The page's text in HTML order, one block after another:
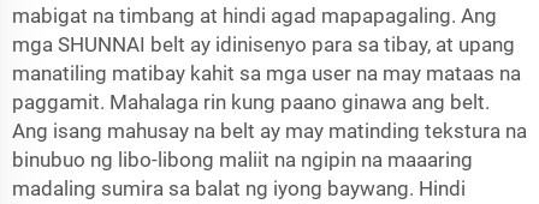
mabigat na timbang at hindi agad mapapagaling. Ang
mga SHUNNAI belt ay idinisenyo para sa tibay, at upang
manatiling matibay kahit sa mga user na may mataas na
paggamit. Mahalaga rin kung paano ginawa ang belt.
Ang isang mahusay na belt ay may matinding tekstura na
binubuo ng libo-libong maliit na ngipin na maaaring
madaling sumira sa balat ng iyong baywang. Hindi